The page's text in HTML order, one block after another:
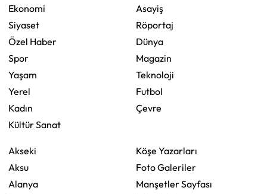
Ekonomi
Siyaset
Özel Haber
Spor
Yaşam
Yerel
Kadın
Kültür Sanat
Asayiş
Röportaj
Dünya
Magazin
Teknoloji
Futbol
Çevre
Akseki
Aksu
Alanya
Köşe Yazarları
Foto Galeriler
Manşetler Sayfası